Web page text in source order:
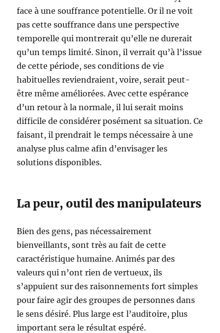
face à une souffrance potentielle. Or il ne voit
pas cette souffrance dans une perspective
temporelle qui montrerait qu’elle ne durerait
qu’un temps limité. Sinon, il verrait qu’à l’issue
de cette période, ses conditions de vie
habituelles reviendraient, voire, serait peut-
être même améliorées. Avec cette espérance
d’un retour à la normale, il lui serait moins
difficile de considérer posément sa situation. Ce
faisant, il prendrait le temps nécessaire à une
analyse plus calme afin d’envisager les
solutions disponibles.
La peur, outil des manipulateurs
Bien des gens, pas nécessairement
bienveillants, sont très au fait de cette
caractéristique humaine. Animés par des
valeurs qui n’ont rien de vertueux, ils
s’appuient sur des raisonnements fort simples
pour faire agir des groupes de personnes dans
le sens désiré. Plus large est l’auditoire, plus
important sera le résultat espéré.